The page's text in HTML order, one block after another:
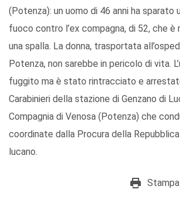
(Potenza): un uomo di 46 anni ha sparato
fuoco contro l’ex compagna, di 52, che
una spalla. La donna, trasportata
Potenza, non sarebbe in pericolo di vita.
fuggito ma è stato rintracciato e
Carabinieri della stazione di Genzano di
Compagnia di Venosa (Potenza) che
coordinate dalla Procura della
lucano.